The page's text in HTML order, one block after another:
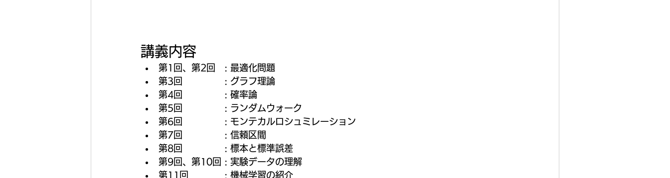
講義内容
第1回、第2回   : 最適化問題
第3回              : グラフ理論
第4回              : 確率論
第5回              : ランダムウォーク
第6回              : モンテカルロシュミレーション
第7回              : 信頼区間
第8回              : 標本と標準誤差
第9回、第10回 : 実験データの理解
第11回            : 機械学習の紹介